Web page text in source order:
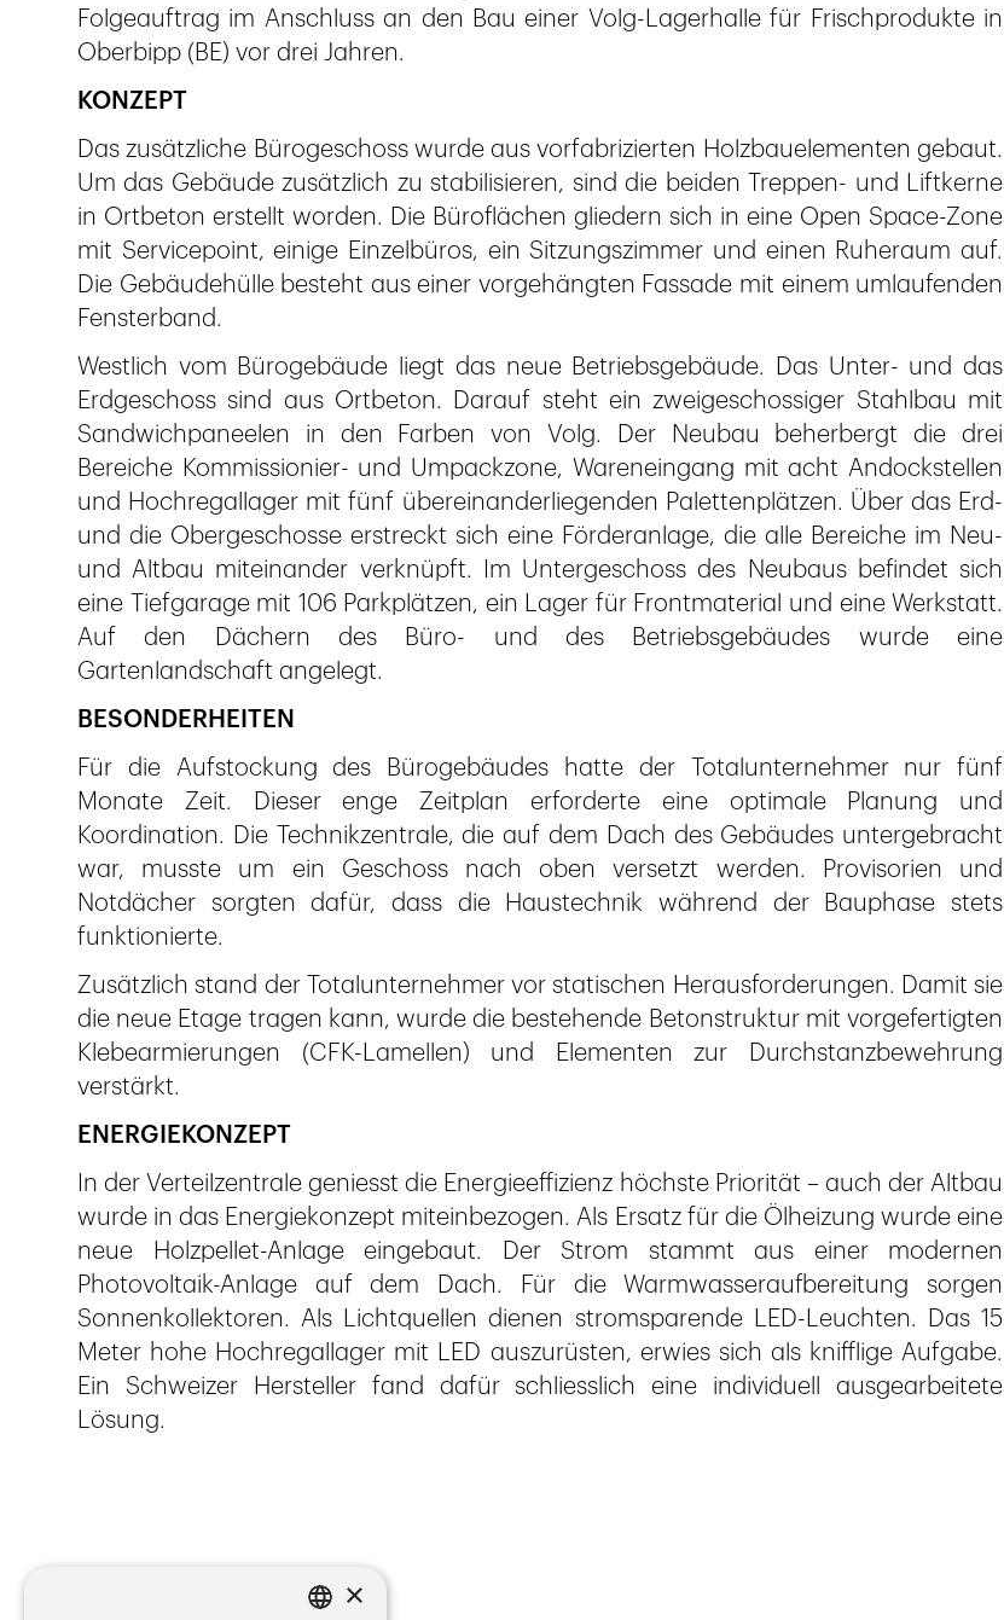
Folgeauftrag im Anschluss an den Bau einer Volg-Lagerhalle für Frischprodukte in
Oberbipp (BE) vor drei Jahren.
KONZEPT
Das zusätzliche Bürogeschoss wurde aus vorfabrizierten Holzbauelementen gebaut.
Um das Gebäude zusätzlich zu stabilisieren, sind die beiden Treppen- und Liftkerne
in Ortbeton erstellt worden. Die Büroflächen gliedern sich in eine Open Space-Zone
mit Servicepoint, einige Einzelbüros, ein Sitzungszimmer und einen Ruheraum auf.
Die Gebäudehülle besteht aus einer vorgehängten Fassade mit einem umlaufenden
Fensterband.
Westlich vom Bürogebäude liegt das neue Betriebsgebäude. Das Unter- und das
Erdgeschoss sind aus Ortbeton. Darauf steht ein zweigeschossiger Stahlbau mit
Sandwichpaneelen in den Farben von Volg. Der Neubau beherbergt die drei
Bereiche Kommissionier- und Umpackzone, Wareneingang mit acht Andockstellen
und Hochregallager mit fünf übereinanderliegenden Palettenplätzen. Über das Erd-
und die Obergeschosse erstreckt sich eine Förderanlage, die alle Bereiche im Neu-
und Altbau miteinander verknüpft. Im Untergeschoss des Neubaus befindet sich
eine Tiefgarage mit 106 Parkplätzen, ein Lager für Frontmaterial und eine Werkstatt.
Auf den Dächern des Büro- und des Betriebsgebäudes wurde eine
Gartenlandschaft angelegt.
BESONDERHEITEN
Für die Aufstockung des Bürogebäudes hatte der Totalunternehmer nur fünf
Monate Zeit. Dieser enge Zeitplan erforderte eine optimale Planung und
Koordination. Die Technikzentrale, die auf dem Dach des Gebäudes untergebracht
war, musste um ein Geschoss nach oben versetzt werden. Provisorien und
Notdächer sorgten dafür, dass die Haustechnik während der Bauphase stets
funktionierte.
Zusätzlich stand der Totalunternehmer vor statischen Herausforderungen. Damit sie
die neue Etage tragen kann, wurde die bestehende Betonstruktur mit vorgefertigten
Klebearmierungen (CFK-Lamellen) und Elementen zur Durchstanzbewehrung
verstärkt.
ENERGIEKONZEPT
In der Verteilzentrale geniesst die Energieeffizienz höchste Priorität – auch der Altbau
wurde in das Energiekonzept miteinbezogen. Als Ersatz für die Ölheizung wurde eine
neue Holzpellet-Anlage eingebaut. Der Strom stammt aus einer modernen
Photovoltaik-Anlage auf dem Dach. Für die Warmwasseraufbereitung sorgen
Sonnenkollektoren. Als Lichtquellen dienen stromsparende LED-Leuchten. Das 15
Meter hohe Hochregallager mit LED auszurüsten, erwies sich als knifflige Aufgabe.
Ein Schweizer Hersteller fand dafür schliesslich eine individuell ausgearbeitete
Lösung.
×